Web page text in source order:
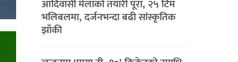
आदिवासी मेलाको तयारी पूरा, २५ टिम
भलिबलमा, दर्जनभन्दा बढी सांस्कृतिक
झाँकी